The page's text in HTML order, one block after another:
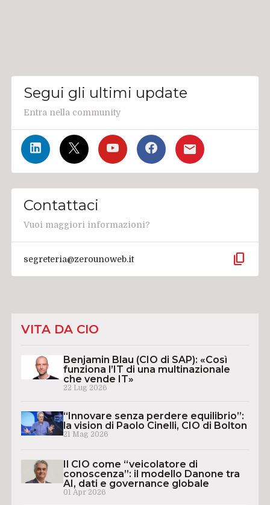
Segui gli ultimi update
Entra nella community
Contattaci
Vuoi maggiori informazioni?
segreteria@zerounoweb.it content_copy
VITA DA CIO
Benjamin Blau (CIO di SAP): «Così
funziona l’IT di una multinazionale
che vende IT»
22 Lug 2026
“Innovare senza perdere equilibrio”:
la vision di Paolo Cinelli, CIO di Bolton
21 Mag 2026
Il CIO come “veicolatore di
conoscenza”: il modello Danone tra
AI, dati e governance globale
01 Apr 2026